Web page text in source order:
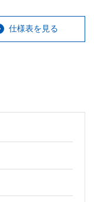
仕様表を見る